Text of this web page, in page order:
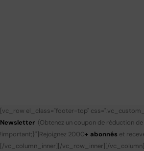
[vc_row el_class="footer-top"
Newsletter (Obtenez un coupon de réduction de
!important;}"] Rejoignez 2000+ abonnés et
[/vc_column_inner][/vc_row_inner][/